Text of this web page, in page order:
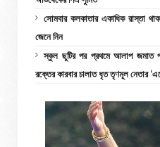
সোমবার কলকাতার একাধিক রাস্তা
জেনে নিন
স্কুল ছুটির পর প্রথমে আলাপ জমাত
রক্তের কারবার চালাত ধৃত তৃণমূল নেতার